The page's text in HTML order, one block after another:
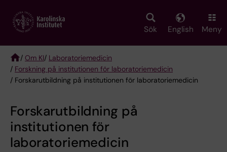
main
Sök English Meny
Breadcrumb
/ Om KI/ Laboratoriemedicin
/ Forskning på institutionen för laboratoriemedicin
/ Forskarutbildning på institutionen för laboratoriemedicin
Forskarutbildning på
institutionen för
laboratoriemedicin